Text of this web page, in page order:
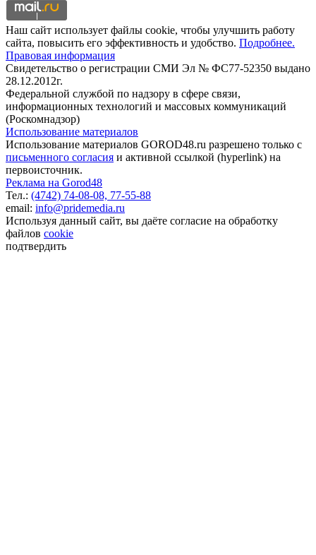
Наш сайт использует файлы cookie, чтобы улучшить работу
сайта, повысить его эффективность и удобство. Подробнее.
Правовая информация
Свидетельство о регистрации СМИ Эл № ФС77-52350 выдано
28.12.2012г.
Федеральной службой по надзору в сфере связи,
информационных технологий и массовых коммуникаций
(Роскомнадзор)
Использование материалов
Использование материалов GOROD48.ru разрешено только с
письменного согласия и активной ссылкой (hyperlink) на
первоисточник.
Реклама на Gorod48
Тел.: (4742) 74-08-08, 77-55-88
email: info@pridemedia.ru
Используя данный сайт, вы даёте согласие на обработку
файлов cookie
подтвердить